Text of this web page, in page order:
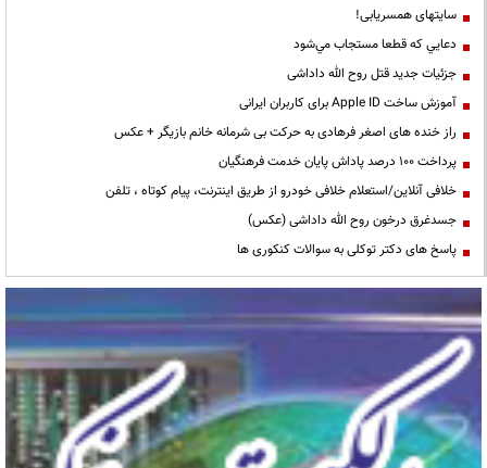
سایتهای همسریابی!
دعايي كه قطعا مستجاب مي‌شود
جزئیات جدید قتل روح الله داداشی
آموزش ساخت Apple ID برای کاربران ایرانی
راز خنده های اصغر فرهادی به حرکت بی شرمانه خانم بازیگر + عکس
پرداخت ۱۰۰ درصد پاداش پایان خدمت فرهنگیان
خلافی آنلاین/استعلام خلافی خودرو از طریق اینترنت، پیام کوتاه ، تلفن
جسدغرق درخون روح الله داداشی (عکس)
پاسخ های دکتر توکلی به سوالات کنکوری ها